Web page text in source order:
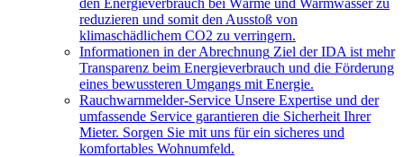
den Energieverbrauch bei Wärme und Warmwasser zu
reduzieren und somit den Ausstoß von
klimaschädlichem CO2 zu verringern.
Informationen in der Abrechnung Ziel der IDA ist mehr
Transparenz beim Energieverbrauch und die Förderung
eines bewussteren Umgangs mit Energie.
Rauchwarnmelder-Service Unsere Expertise und der
umfassende Service garantieren die Sicherheit Ihrer
Mieter. Sorgen Sie mit uns für ein sicheres und
komfortables Wohnumfeld.